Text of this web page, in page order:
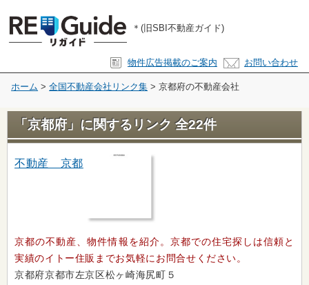
RE-Guide(リガイド)
＊(旧SBI不動産ガイド)
ホーム >全国不動産会社リンク集 > 京都府の不動産会社
物件広告掲載のご案内 お問い合わせ
「京都府」に関するリンク 全22件
不動産 京都
京都の不動産、物件情報を紹介。京都での住宅探しは信頼と
実績のイトー住販までお気軽にお問合せください。
京都府京都市左京区松ヶ崎海尻町５